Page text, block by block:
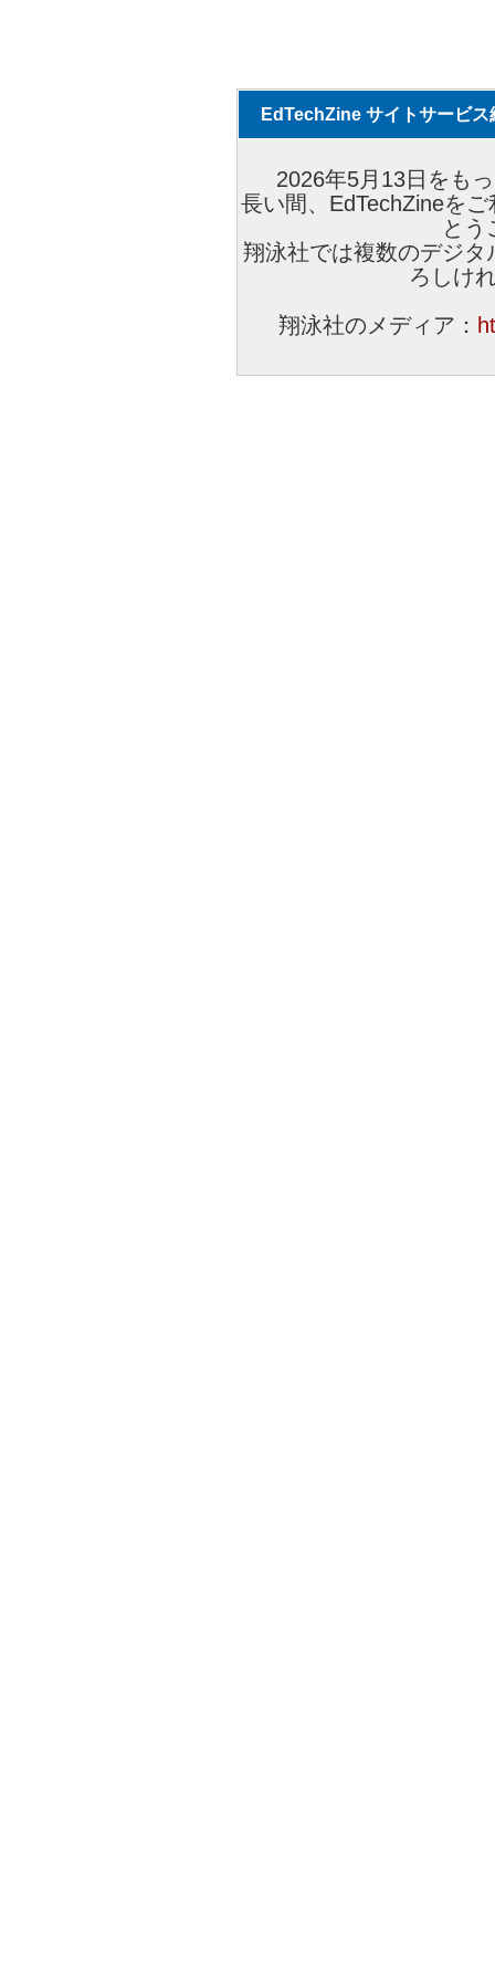
EdTechZine サイトサービス
2026年5月13日をも
長い間、EdTechZineを
とう
翔泳社では複数のデジ
ろしけ
翔泳社のメディア：